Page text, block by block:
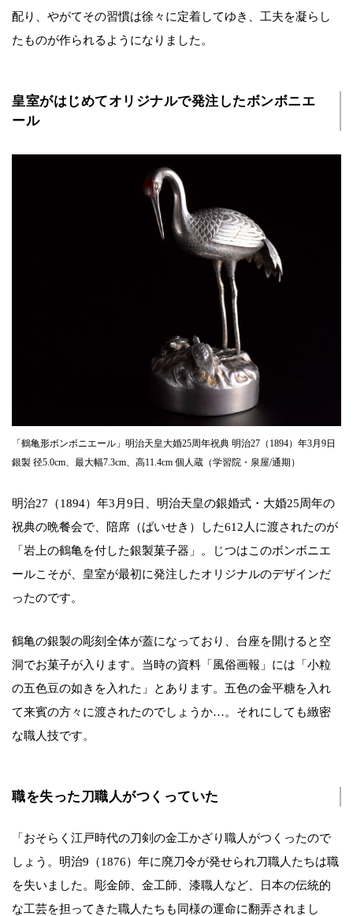
配り、やがてその習慣は徐々に定着してゆき、工夫を凝らし
たものが作られるようになりました。
皇室がはじめてオリジナルで発注したボンボニエ
ール
「鶴亀形ボンボニエール」明治天皇大婚25周年祝典 明治27（1894）年3月9日
銀製 径5.0cm、最大幅7.3cm、高11.4cm 個人蔵（学習院・泉屋/通期）
明治27（1894）年3月9日、明治天皇の銀婚式・大婚25周年の
祝典の晩餐会で、陪席（ばいせき）した612人に渡されたのが
「岩上の鶴亀を付した銀製菓子器」。じつはこのボンボニエ
ールこそが、皇室が最初に発注したオリジナルのデザインだ
ったのです。
鶴亀の銀製の彫刻全体が蓋になっており、台座を開けると空
洞でお菓子が入ります。当時の資料「風俗画報」には「小粒
の五色豆の如きを入れた」とあります。五色の金平糖を入れ
て来賓の方々に渡されたのでしょうか…。それにしても緻密
な職人技です。
職を失った刀職人がつくっていた
「おそらく江戸時代の刀剣の金工かざり職人がつくったので
しょう。明治9（1876）年に廃刀令が発せられ刀職人たちは職
を失いました。彫金師、金工師、漆職人など、日本の伝統的
な工芸を担ってきた職人たちも同様の運命に翻弄されまし